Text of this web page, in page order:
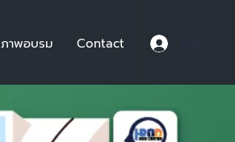
ภาพอบรม Contact เข้าสู่ระบบ